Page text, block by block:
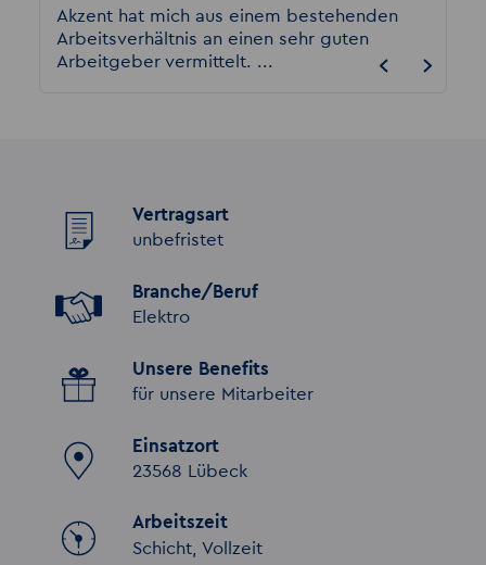
Akzent hat mich aus einem bestehenden
Arbeitsverhältnis an einen sehr guten
Arbeitgeber vermittelt. ...
Vertragsart
unbefristet
Branche/Beruf
Elektro
Unsere Benefits
für unsere Mitarbeiter
Einsatzort
23568 Lübeck
Arbeitszeit
Schicht, Vollzeit